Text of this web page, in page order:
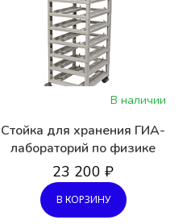
В наличии
Стойка для хранения ГИА-
лабораторий по физике
23 200 ₽
В КОРЗИНУ